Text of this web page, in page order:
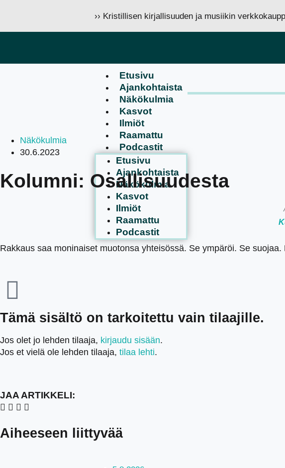
›› Kristillisen kirjallisuuden ja musiikin
Etusivu
Ajankohtaista
Näkökulmia
Kasvot
Ilmiöt
Raamattu
Podcastit
Etusivu
Ajankohtaista
Näkökulmia
Kasvot
Ilmiöt
Raamattu
Podcastit
Näkökulmia
30.6.2023
Kolumni: Osallisuudesta
Rakkaus saa moninaiset muotonsa yhteisössä. Se ympäröi. Se
Tämä sisältö on tarkoitettu vain tilaajille.
Jos olet jo lehden tilaaja, kirjaudu sisään.
Jos et vielä ole lehden tilaaja, tilaa lehti.
JAA ARTIKKELI:
Aiheeseen liittyvää